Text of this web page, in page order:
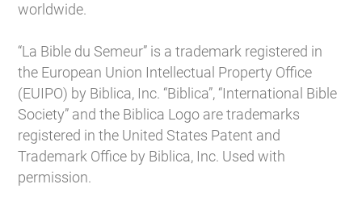
worldwide.
“La Bible du Semeur” is a trademark registered in
the European Union Intellectual Property Office
(EUIPO) by Biblica, Inc. “Biblica”, “International Bible
Society” and the Biblica Logo are trademarks
registered in the United States Patent and
Trademark Office by Biblica, Inc. Used with
permission.